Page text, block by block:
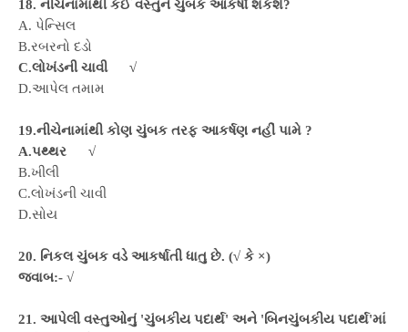
18. નીચેનામાંથી કઈ વસ્તુને ચુંબક આકર્ષી શકશે?
A. પેન્સિલ
B.રબરનો દડો
C.લોખંડની ચાવી
√
D.આપેલ તમામ
19.નીચેનામાંથી કોણ ચુંબક તરફ આકર્ષણ નહીં પામે ?
A.પથ્થર
√
B.ખીલી
C.લોખંડની ચાવી
D.સોય
20. નિકલ ચુંબક વડે આકર્ષાતી ધાતુ છે. (√ કે ×)
જવાબ:- √
21. આપેલી વસ્તુઓનું 'ચુંબકીય પદાર્થ' અને 'બિનચુંબકીય પદાર્થ'માં